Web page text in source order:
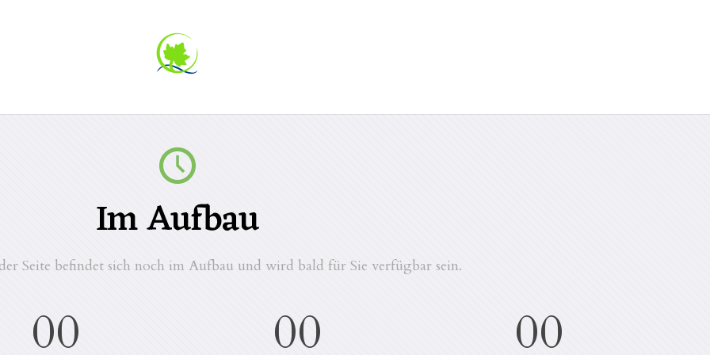
Im Aufbau
Seite befindet sich noch im Aufbau und wird bald für Sie verfügbar sein.
00 00 00